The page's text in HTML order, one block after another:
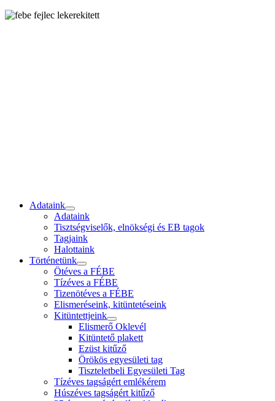
Adataink
Adataink
Tisztségviselők, elnökségi és EB tagok
Tagjaink
Halottaink
Történetünk
Ötéves a FÉBE
Tízéves a FÉBE
Tizenötéves a FÉBE
Elismeréseink, kitüntetéseink
Kitüntettjeink
Elismerő Oklevél
Kitüntető plakett
Ezüst kitűző
Örökös egyesületi tag
Tiszteletbeli Egyesületi Tag
Tízéves tagságért emlékérem
Húszéves tagságért kitűző